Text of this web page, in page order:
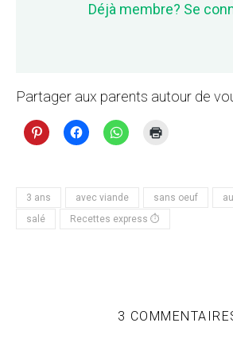
Déjà membre? Se
Partager aux parents autour de
3 ans avec viande sans oeuf
salé
Recettes express ⏱
3